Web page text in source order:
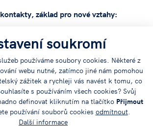
soukromí
používáme soubory cookies. Některé z
webu nutné, zatímco jiné nám pomohou
zážitek a rychleji vás navést k tomu, co
s používáním všech cookies? Svůj
definovat kliknutím na tlačítko Přijmout
používání souborů cookies odmítnout.
Další informace
základ pro nové vztahy:
díky home office více k dispozici než v
kontakty, které se později dají
spolupráce.
do firem, budou méně k dispozici než
k veslům a vytvořme si náskok, který